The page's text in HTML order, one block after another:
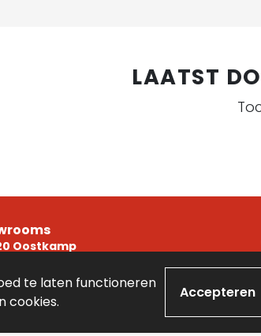
LAATST
Oostkamp
te laten functioneren
cookies.